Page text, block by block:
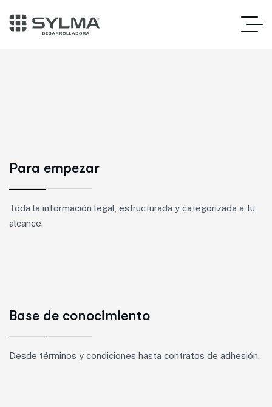
Para empezar
Toda la información legal, estructurada y categorizada a tu
alcance.
Base de conocimiento
Desde términos y condiciones hasta contratos de adhesión.